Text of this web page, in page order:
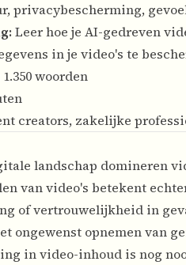
privacybescherming,
Leer hoe je AI-gedreven
in je video's te
1.350 woorden
creators, zakelijke
landschap domineren
van video's betekent
of vertrouwelijkheid in
ongewenst opnemen van
in video-inhoud is nog